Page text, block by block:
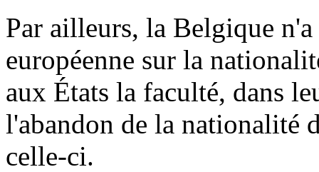
Par ailleurs, la Belgique
européenne sur la
aux États la faculté, dans
l'abandon de la nationalité
celle-ci.